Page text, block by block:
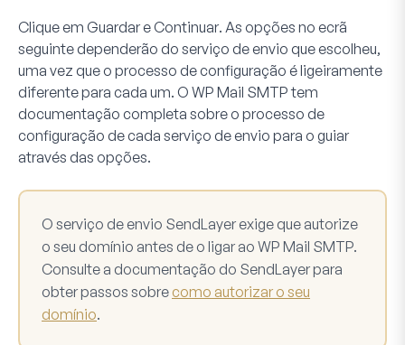
Clique em Guardar e Continuar. As opções no ecrã
seguinte dependerão do serviço de envio que escolheu,
uma vez que o processo de configuração é ligeiramente
diferente para cada um. O WP Mail SMTP tem
documentação completa sobre o processo de
configuração de cada serviço de envio para o guiar
através das opções.
O serviço de envio SendLayer exige que autorize
o seu domínio antes de o ligar ao WP Mail SMTP.
Consulte a documentação do SendLayer para
obter passos sobre como autorizar o seu
domínio.